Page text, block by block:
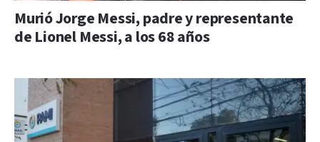
Murió Jorge Messi, padre y representante
de Lionel Messi, a los 68 años